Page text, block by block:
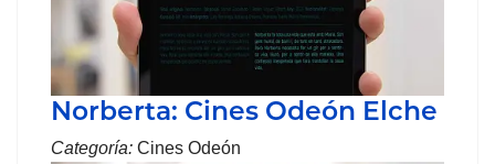
Norberta: Cines Odeón Elche
Categoría: Cines Odeón